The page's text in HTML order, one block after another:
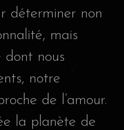
déterminer non
mais
dont nous
notre
de l’amour.
la planète de